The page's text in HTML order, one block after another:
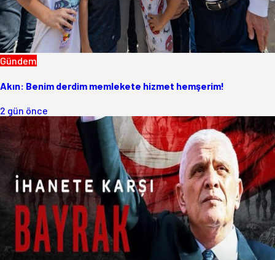
Gündem
Akın: Benim derdim memlekete hizmet hemşerim!
2 gün önce